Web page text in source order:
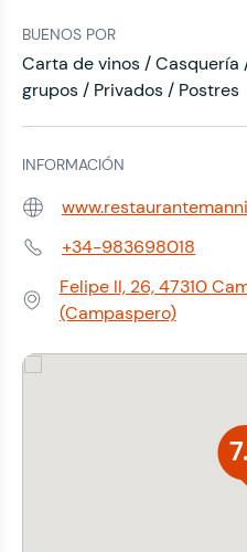
BUENOS POR
Carta de vinos / Casquería
grupos / Privados / Postres
INFORMACIÓN
Web:
Teléfono:+34-983698018
Dirección:
Felipe II, 26, 47310
(Campaspero)